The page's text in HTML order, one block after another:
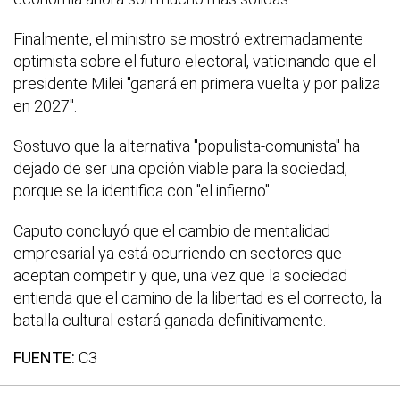
Finalmente, el ministro se mostró extremadamente
optimista sobre el futuro electoral, vaticinando que el
presidente Milei "ganará en primera vuelta y por paliza
en 2027".
Sostuvo que la alternativa "populista-comunista" ha
dejado de ser una opción viable para la sociedad,
porque se la identifica con "el infierno".
Caputo concluyó que el cambio de mentalidad
empresarial ya está ocurriendo en sectores que
aceptan competir y que, una vez que la sociedad
entienda que el camino de la libertad es el correcto, la
batalla cultural estará ganada definitivamente.
FUENTE: C3